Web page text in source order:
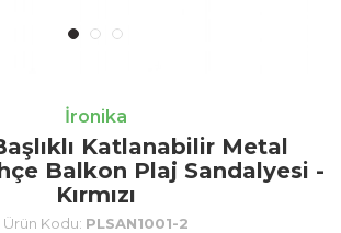
İronika
Katlanabilir Metal
Balkon Plaj Sandalyesi -
Kırmızı
Ürün Kodu: PLSAN1001-2